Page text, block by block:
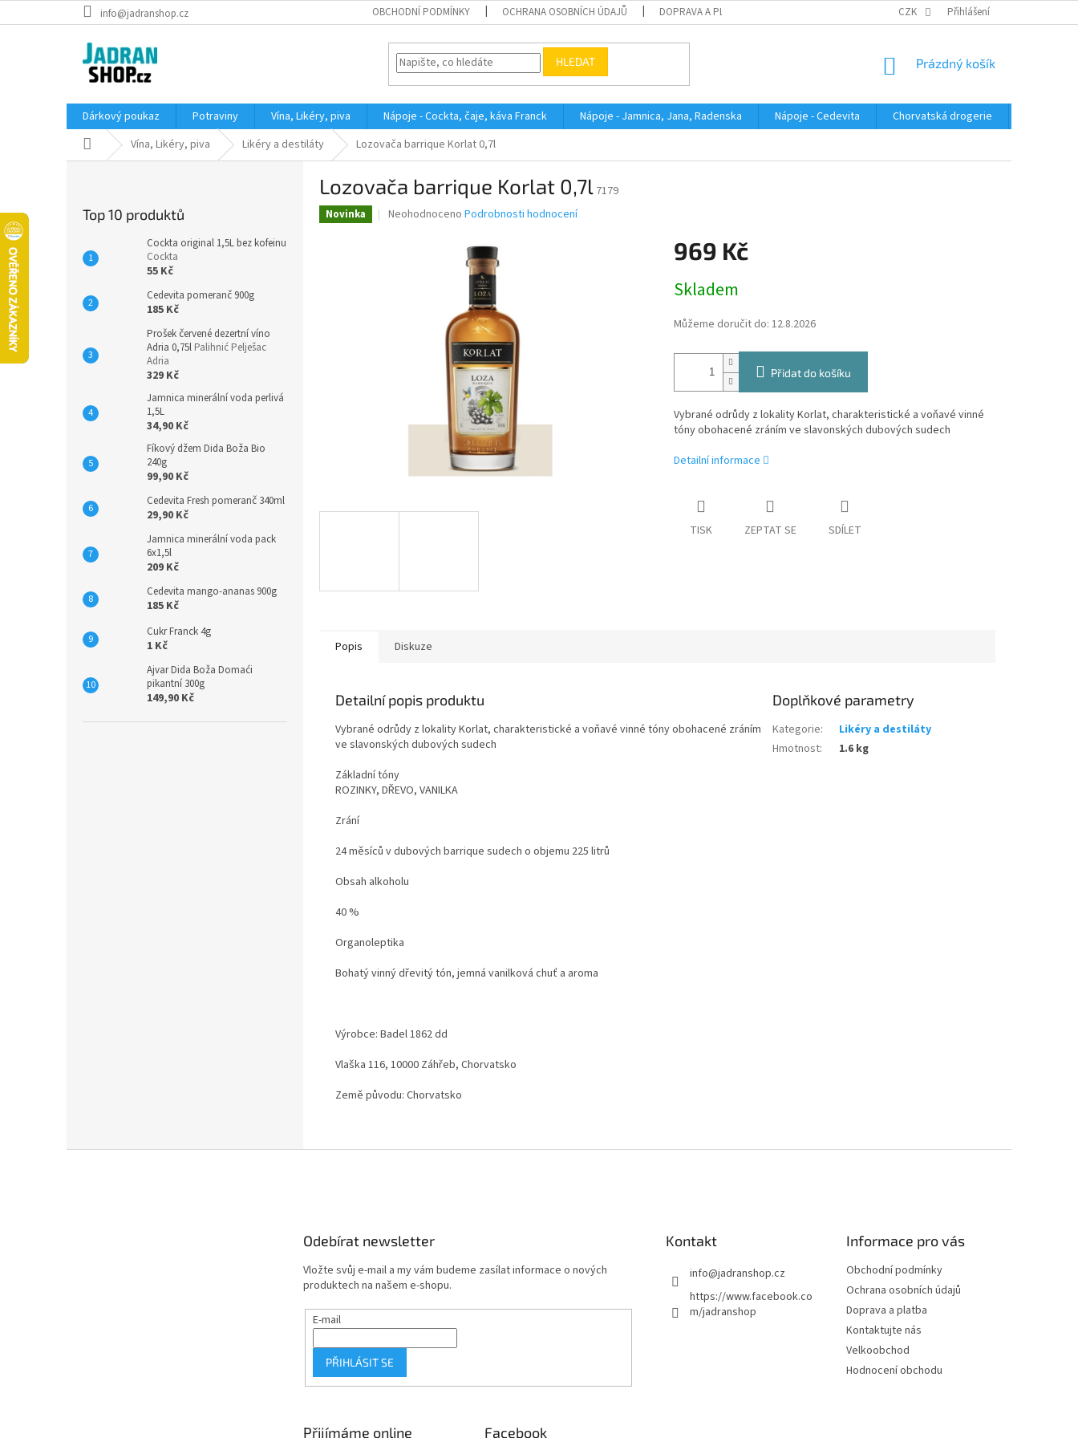
na
info@jadranshop.cz OBCHODNÍ PODMÍNKY OCHRANA OSOBNÍCH ÚDAJŮ DOPRAVA A PLATBA VELKOOBCHOD
CZK Přihlášení
HLEDAT
NÁKUPNÍ
Prázdný košík
Dárkový poukaz Potraviny Vína, Likéry, piva Nápoje - Cockta, čaje, káva Franck Nápoje - Jamnica, Jana, Radenska Nápoje - Cedevita Chorvatská drogerie
Domů Vína, Likéry, piva Likéry a destiláty Lozovača barrique Korlat 0,7l
Top 10 produktů
Cockta original 1,5L bez kofeinu
Cockta
55 Kč
Cedevita pomeranč 900g
185 Kč
Prošek červené dezertní víno
Adria 0,75l Palihnić Pelješac
Adria
329 Kč
Jamnica minerální voda perlivá
1,5L
34,90 Kč
Fíkový džem Dida Boža Bio
240g
99,90 Kč
Cedevita Fresh pomeranč 340ml
29,90 Kč
Jamnica minerální voda pack
6x1,5l
209 Kč
Cedevita mango-ananas 900g
185 Kč
Cukr Franck 4g
1 Kč
Ajvar Dida Boža Domaći
pikantní 300g
149,90 Kč
Lozovača barrique Korlat 0,7l 7179
Novinka
Průměrné
Neohodnoceno Podrobnosti hodnocení
969 Kč
cena:
Skladem
Můžeme doručit do: 12.8.2026
Přidat do košíku
Vybrané odrůdy z lokality Korlat, charakteristické a voňavé vinné
tóny obohacené zráním ve slavonských dubových sudech
Detailní informace
TISK ZEPTAT SE SDÍLET
Popis Diskuze
Detailní popis produktu
Vybrané odrůdy z lokality Korlat, charakteristické a voňavé vinné tóny obohacené zráním
ve slavonských dubových sudech
Základní tóny
ROZINKY, DŘEVO, VANILKA
Zrání
24 měsíců v dubových barrique sudech o objemu 225 litrů
Obsah alkoholu
40 %
Organoleptika
Bohatý vinný dřevitý tón, jemná vanilková chuť a aroma
Výrobce: Badel 1862 dd
Vlaška 116, 10000 Záhřeb, Chorvatsko
Země původu: Chorvatsko
Doplňkové parametry
Kategorie:
Likéry a destiláty
Hmotnost: 1.6 kg
Odebírat newsletter
Vložte svůj e-mail a my vám budeme zasílat informace o nových
produktech na našem e-shopu.
E-mail
PŘIHLÁSIT SE
Kontakt
info@jadranshop.cz
https://www.facebook.co
m/jadranshop
Informace pro vás
Obchodní podmínky
Ochrana osobních údajů
Doprava a platba
Kontaktujte nás
Velkoobchod
Hodnocení obchodu
Přijímáme online Facebook